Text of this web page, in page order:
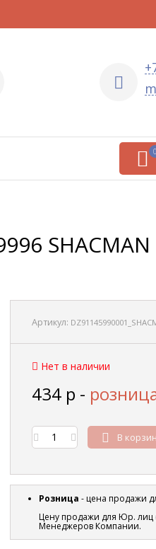
0
SHACMAN
Артикул:
Нет в наличии
434 р -
В
Розница - цена продажи
Цену продажи для Юр. лиц
Менеджеров Компании.